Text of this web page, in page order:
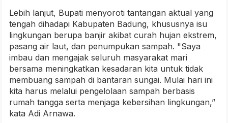
Lebih lanjut, Bupati menyoroti tantangan aktual yang
tengah dihadapi Kabupaten Badung, khususnya isu
lingkungan berupa banjir akibat curah hujan ekstrem,
pasang air laut, dan penumpukan sampah. "Saya
imbau dan mengajak seluruh masyarakat mari
bersama meningkatkan kesadaran kita untuk tidak
membuang sampah di bantaran sungai. Mulai hari ini
kita harus melalui pengelolaan sampah berbasis
rumah tangga serta menjaga kebersihan lingkungan,”
kata Adi Arnawa.